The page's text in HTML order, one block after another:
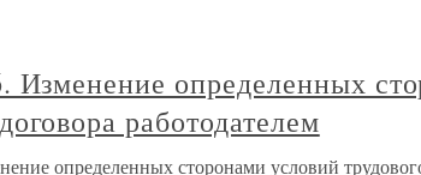
Изменение определенных
работодателем
определенных сторонами условий